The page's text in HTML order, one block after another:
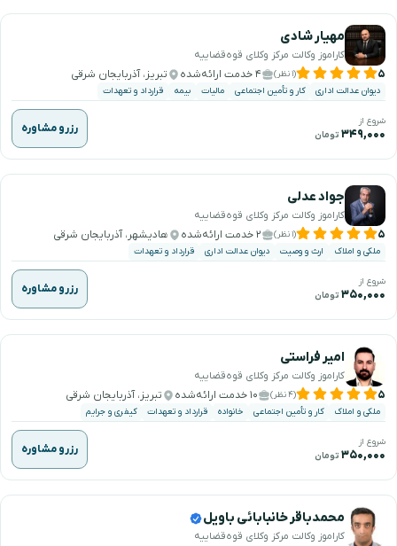
مهیار شادی
کاراموز وکالت مرکز وکلای قوه‌قضاییه
۵ (۱ نظر) ۴ خدمت ارائه‌شده تبریز، آذربایجان شرقی
دیوان عدالت اداری کار و تأمین اجتماعی مالیات بیمه قرارداد و تعهدات
شروع از
۳۴۹,۰۰۰ تومان رزرو مشاوره
جواد عدلی
کاراموز وکالت مرکز وکلای قوه‌قضاییه
۵ (۱ نظر) ۲ خدمت ارائه‌شده هادیشهر، آذربایجان شرقی
ملکی و املاک ارث و وصیت دیوان عدالت اداری قرارداد و تعهدات
شروع از
۳۵۰,۰۰۰ تومان رزرو مشاوره
امیر فراستی
کاراموز وکالت مرکز وکلای قوه‌قضاییه
۵ (۴ نظر) ۱۰ خدمت ارائه‌شده تبریز، آذربایجان شرقی
ملکی و املاک کار و تأمین اجتماعی خانواده قرارداد و تعهدات کیفری و جرایم
شروع از
۳۵۰,۰۰۰ تومان رزرو مشاوره
محمدباقر خانبابائی باویل
کاراموز وکالت مرکز وکلای قوه‌قضاییه